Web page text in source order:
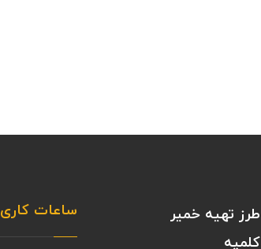
طرز تهیه خمیر
کلمپه
ساعات کاری